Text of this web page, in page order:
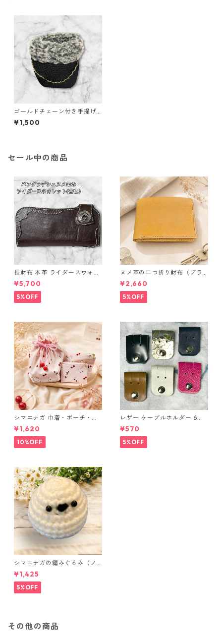
ゴールドチェーン付き手提げ
バッグ
¥1,500
セール中の商品
長財布 本革 ライダースウォレ
ット 国産 ヌメ革 ブラウン バ
ングラデシュ l175 レザー 革財
布 ハンドメイド 経年変化
¥5,700
5%OFF
ヌメ革の二つ折り財布（ブラ
ウン系）
¥2,660
5%OFF
シマエナガ 巾着・ポーチ・ミ
ニポーチ(カード収納にも) ３
点セット さくらんぼ柄×淡いピ
ンク
¥1,620
10%OFF
レザー ケーブルホルダー 6個
セット
¥570
5%OFF
シマエナガの編みぐるみ（ノ
ーマル）
¥1,425
5%OFF
その他の商品